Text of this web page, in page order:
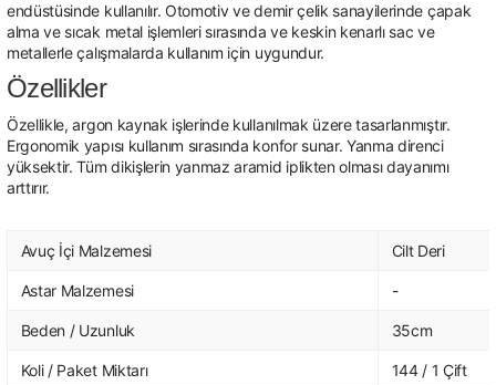
endüstüsinde kullanılır. Otomotiv ve demir çelik sanayilerinde çapak
alma ve sıcak metal işlemleri sırasında ve keskin kenarlı sac ve
metallerle çalışmalarda kullanım için uygundur.
Özellikler
Özellikle, argon kaynak işlerinde kullanılmak üzere tasarlanmıştır.
Ergonomik yapısı kullanım sırasında konfor sunar. Yanma direnci
yüksektir. Tüm dikişlerin yanmaz aramid iplikten olması dayanımı
arttırır.
Avuç İçi Malzemesi Cilt Deri
Astar Malzemesi -
Beden / Uzunluk 35cm
Koli / Paket Miktarı 144 / 1 Çift